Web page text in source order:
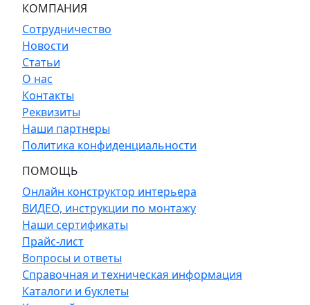
КОМПАНИЯ
Сотрудничество
Новости
Статьи
О нас
Контакты
Реквизиты
Наши партнеры
Политика конфиденциальности
ПОМОЩЬ
Онлайн конструктор интерьера
ВИДЕО, инструкции по монтажу
Наши сертификаты
Прайс-лист
Вопросы и ответы
Справочная и техническая информация
Каталоги и буклеты